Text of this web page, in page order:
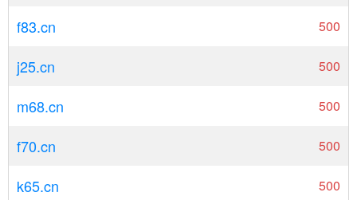
f83.cn 500
j25.cn 500
m68.cn 500
f70.cn 500
k65.cn 500